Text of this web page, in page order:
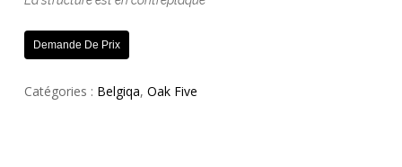
Demande De Prix
Catégories : Belgiqa, Oak Five